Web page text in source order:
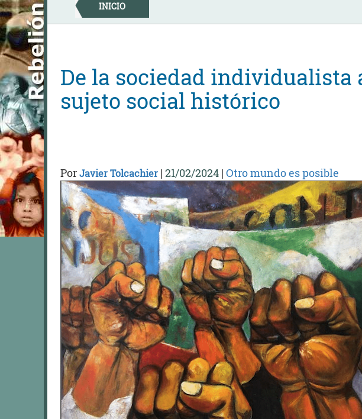
Skip
to
content
INICIO
De la sociedad individualista
sujeto social histórico
PorJavier Tolcachier | 21/02/2024 | Otro mundo es posible